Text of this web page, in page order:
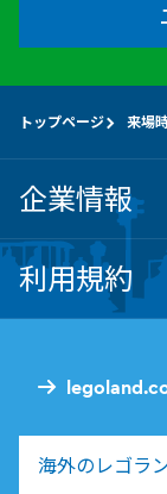
海外のレゴラ
トップページ 来場
企業情報
利用規約